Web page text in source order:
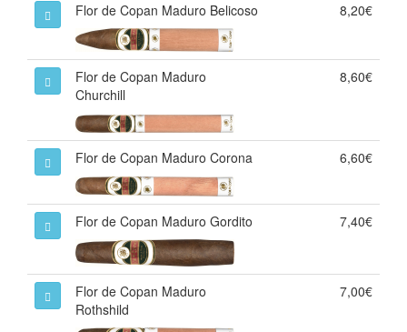
Flor de Copan Maduro Belicoso 8,20€
Flor de Copan Maduro
Churchill
8,60€
Flor de Copan Maduro Corona 6,60€
Flor de Copan Maduro Gordito 7,40€
Flor de Copan Maduro
Rothshild
7,00€